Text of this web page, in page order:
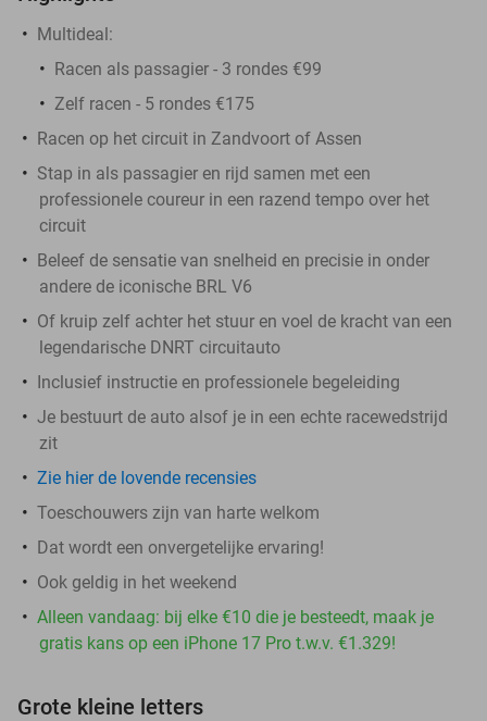
Multideal:
Racen als passagier - 3 rondes €99
Zelf racen - 5 rondes €175
Racen op het circuit in Zandvoort of Assen
Stap in als passagier en rijd samen met een
professionele coureur in een razend tempo over het
circuit
Beleef de sensatie van snelheid en precisie in onder
andere de iconische BRL V6
Of kruip zelf achter het stuur en voel de kracht van een
legendarische DNRT circuitauto
Inclusief instructie en professionele begeleiding
Je bestuurt de auto alsof je in een echte racewedstrijd
zit
Zie hier de lovende recensies
Toeschouwers zijn van harte welkom
Dat wordt een onvergetelijke ervaring!
Ook geldig in het weekend
Alleen vandaag: bij elke €10 die je besteedt, maak je
gratis kans op een iPhone 17 Pro t.w.v. €1.329!
Grote kleine letters